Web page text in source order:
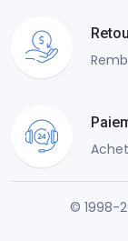
© 1998-